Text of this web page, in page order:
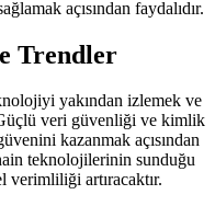
açısından faydalıdır.
Trendler
yakından izlemek ve
veri güvenliği ve kimlik
kazanmak açısından
teknolojilerinin sunduğu
verimliliği artıracaktır.